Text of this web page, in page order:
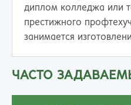
диплом колледжа или
престижного
занимается
ЧАСТО